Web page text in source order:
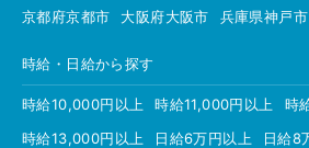
京都府京都市
大阪府大阪市 兵庫県神戸市
時給・日給から探す
時給10,000円以上 時給11,000円以上
時
時給13,000円以上
日給6万円以上
日給8